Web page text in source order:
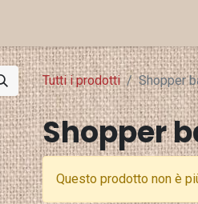
Tutti i prodotti Shopper
Shopper
Questo prodotto non è